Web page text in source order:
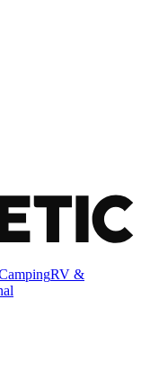
RV &